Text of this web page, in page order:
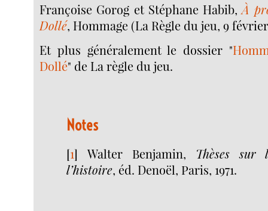
Françoise Gorog et Stéphane Habib,À
Dollé, Hommage (La Règle du jeu, 9 février
Et plus généralement le dossier "
Dollé" de La règle du jeu.
Notes
[1]Walter Benjamin, Thèses sur
l’histoire, éd. Denoël, Paris, 1971.